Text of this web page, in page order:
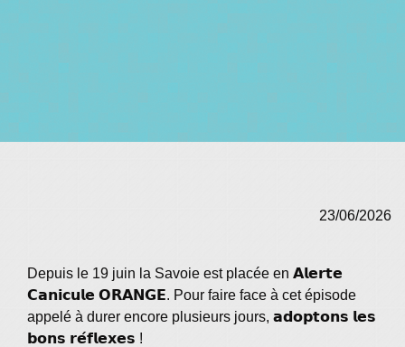
23/06/2026
Depuis le 19 juin la Savoie est placée en 𝗔𝗹𝗲𝗿𝘁𝗲
𝗖𝗮𝗻𝗶𝗰𝘂𝗹𝗲 𝗢𝗥𝗔𝗡𝗚𝗘. Pour faire face à cet épisode
appelé à durer encore plusieurs jours, 𝗮𝗱𝗼𝗽𝘁𝗼𝗻𝘀 𝗹𝗲𝘀
𝗯𝗼𝗻𝘀 𝗿𝗲́𝗳𝗹𝗲𝘅𝗲𝘀 !